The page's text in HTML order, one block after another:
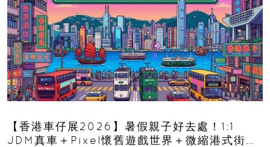
【香港車仔展2026】暑假親子好去處！1:1
JDM真車＋Pixel懷舊遊戲世界＋微縮港式街景